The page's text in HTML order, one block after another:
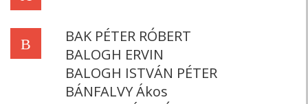
B
BAK PÉTER RÓBERT
BALOGH ERVIN
BALOGH ISTVÁN PÉTER
BÁNFALVY Ákos